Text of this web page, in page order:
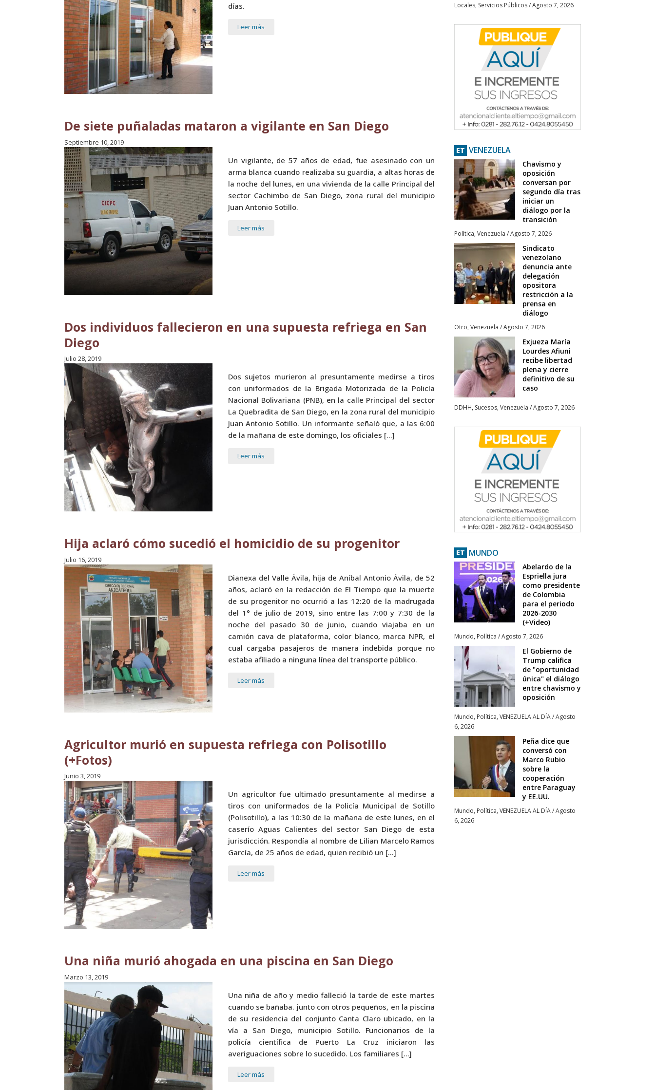
días.
Leer más
De siete puñaladas mataron a vigilante en San Diego
Septiembre 10, 2019
Un vigilante, de 57 años de edad, fue asesinado con un
arma blanca cuando realizaba su guardia, a altas horas de
la noche del lunes, en una vivienda de la calle Principal del
sector Cachimbo de San Diego, zona rural del municipio
Juan Antonio Sotillo.
Leer más
Dos individuos fallecieron en una supuesta refriega en San
Diego
Julio 28, 2019
Dos sujetos murieron al presuntamente medirse a tiros
con uniformados de la Brigada Motorizada de la Policía
Nacional Bolivariana (PNB), en la calle Principal del sector
La Quebradita de San Diego, en la zona rural del municipio
Juan Antonio Sotillo. Un informante señaló que, a las 6:00
de la mañana de este domingo, los oficiales […]
Leer más
Hija aclaró cómo sucedió el homicidio de su progenitor
Julio 16, 2019
Dianexa del Valle Ávila, hija de Aníbal Antonio Ávila, de 52
años, aclaró en la redacción de El Tiempo que la muerte
de su progenitor no ocurrió a las 12:20 de la madrugada
del 1° de julio de 2019, sino entre las 7:00 y 7:30 de la
noche del pasado 30 de junio, cuando viajaba en un
camión cava de plataforma, color blanco, marca NPR, el
cual cargaba pasajeros de manera indebida porque no
estaba afiliado a ninguna línea del transporte público.
Leer más
Agricultor murió en supuesta refriega con Polisotillo
(+Fotos)
Junio 3, 2019
Un agricultor fue ultimado presuntamente al medirse a
tiros con uniformados de la Policía Municipal de Sotillo
(Polisotillo), a las 10:30 de la mañana de este lunes, en el
caserío Aguas Calientes del sector San Diego de esta
jurisdicción. Respondía al nombre de Lilian Marcelo Ramos
García, de 25 años de edad, quien recibió un […]
Leer más
Una niña murió ahogada en una piscina en San Diego
Marzo 13, 2019
Una niña de año y medio falleció la tarde de este martes
cuando se bañaba. junto con otros pequeños, en la piscina
de su residencia del conjunto Canta Claro ubicado, en la
vía a San Diego, municipio Sotillo. Funcionarios de la
policía científica de Puerto La Cruz iniciaron las
averiguaciones sobre lo sucedido. Los familiares […]
Leer más
Locales, Servicios Públicos/Agosto 7, 2026
ET VENEZUELA
Chavismo y
oposición
conversan por
segundo día tras
iniciar un
diálogo por la
transición
Política, Venezuela /Agosto 7, 2026
Sindicato
venezolano
denuncia ante
delegación
opositora
restricción a la
prensa en
diálogo
Otro, Venezuela /Agosto 7, 2026
Exjueza María
Lourdes Afiuni
recibe libertad
plena y cierre
definitivo de su
caso
DDHH, Sucesos, Venezuela /Agosto 7, 2026
ET MUNDO
Abelardo de la
Espriella jura
como presidente
de Colombia
para el periodo
2026-2030
(+Video)
Mundo, Política /Agosto 7, 2026
El Gobierno de
Trump califica
de "oportunidad
única" el diálogo
entre chavismo y
oposición
Mundo, Política, VENEZUELA AL DÍA/Agosto
6, 2026
Peña dice que
conversó con
Marco Rubio
sobre la
cooperación
entre Paraguay
y EE.UU.
Mundo, Política, VENEZUELA AL DÍA/Agosto
6, 2026